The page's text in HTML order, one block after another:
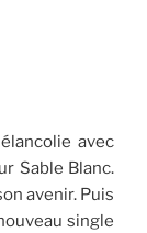
avec
Sable Blanc.
avenir. Puis
single